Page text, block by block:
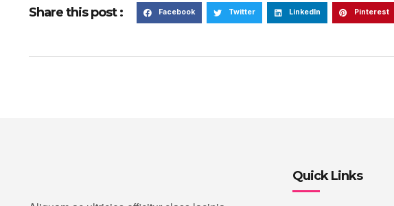
Share this post : Facebook Twitter LinkedIn Pinterest
Quick Links